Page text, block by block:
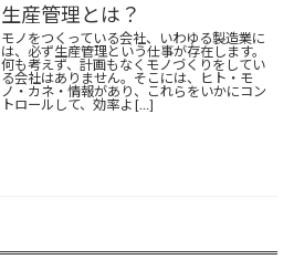
生産管理とは？
モノをつくっている会社、いわゆる製造業に
は、必ず生産管理という仕事が存在します。
何も考えず、計画もなくモノづくりをしてい
る会社はありません。そこには、ヒト・モ
ノ・カネ・情報があり、これらをいかにコン
トロールして、効率よ […]